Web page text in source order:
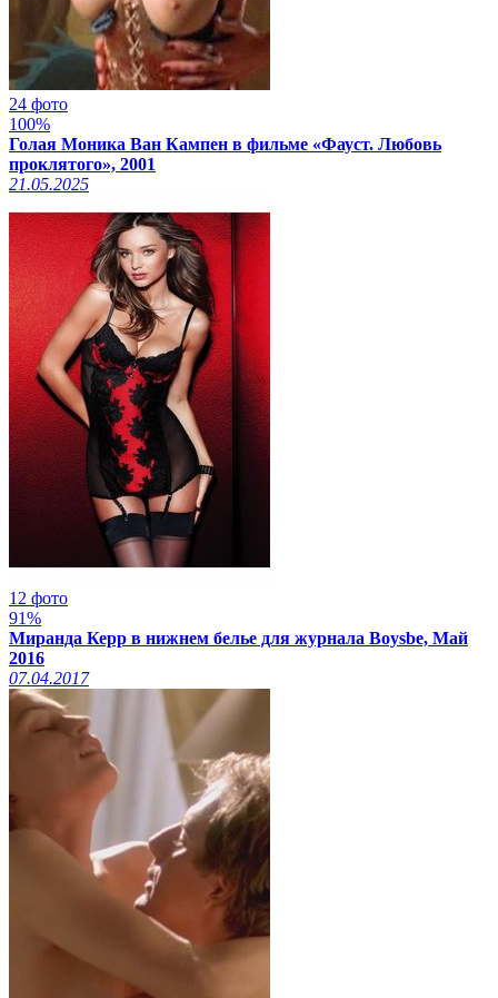
24 фото
100%
Голая Моника Ван Кампен в фильме «Фауст. Любовь
проклятого», 2001
21.05.2025
12 фото
91%
Миранда Керр в нижнем белье для журнала Boysbe, Май
2016
07.04.2017